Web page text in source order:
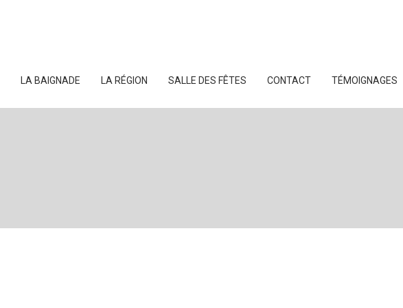
LA BAIGNADE LA RÉGION SALLE DES FÊTES CONTACT TÉMOIGNAGES